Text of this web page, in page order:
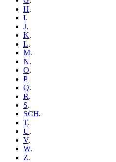
H.
I.
J.
K.
L.
M.
N.
O.
P.
Q.
R.
S.
SCH.
T.
U.
V.
W.
Z.